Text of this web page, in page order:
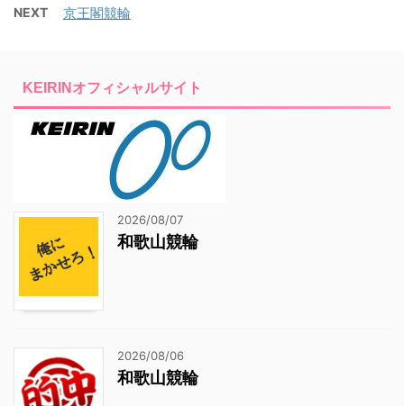
NEXT 京王閣競輪
KEIRINオフィシャルサイト
2026/08/07
和歌山競輪
2026/08/06
和歌山競輪